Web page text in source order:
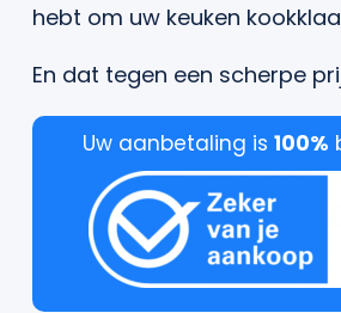
hebt om uw keuken
En dat tegen een scherpe
Uw aanbetaling is 100%